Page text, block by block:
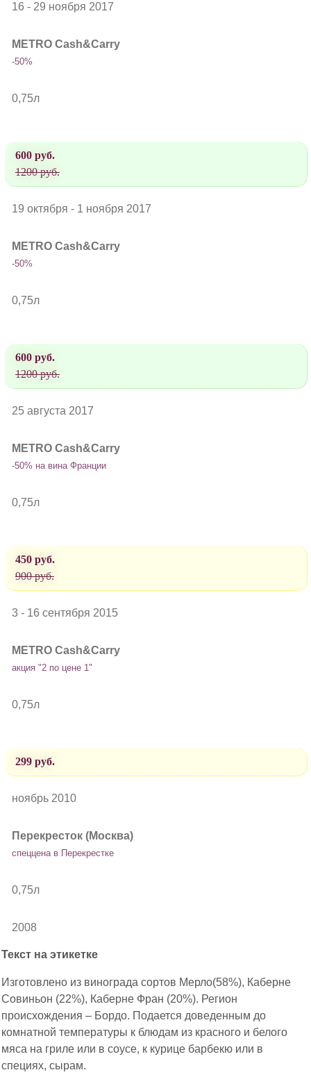
16 - 29 ноября 2017
METRO Cash&Carry
-50%
0,75л
600 руб.
1200 руб.
19 октября - 1 ноября 2017
METRO Cash&Carry
-50%
0,75л
600 руб.
1200 руб.
25 августа 2017
METRO Cash&Carry
-50% на вина Франции
0,75л
450 руб.
900 руб.
3 - 16 сентября 2015
METRO Cash&Carry
акция "2 по цене 1"
0,75л
299 руб.
ноябрь 2010
Перекресток (Москва)
спеццена в Перекрестке
0,75л
2008
Текст на этикетке
Изготовлено из винограда сортов Мерло(58%), Каберне
Совиньон (22%), Каберне Фран (20%). Регион
происхождения – Бордо. Подается доведенным до
комнатной температуры к блюдам из красного и белого
мяса на гриле или в соусе, к курице барбекю или в
специях, сырам.